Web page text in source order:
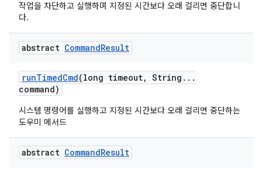
작업을 차단하고 실행하며 지정된 시간보다 오래 걸리면 중단합니
다.
abstract CommandResult
runTimedCmd(long timeout, String . . .
command)
시스템 명령어를 실행하고 지정된 시간보다 오래 걸리면 중단하는
도우미 메서드
abstract CommandResult